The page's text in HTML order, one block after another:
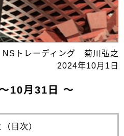
NSトレーディング 菊川弘之
2024年10月1日
10月31日 ～
目次）